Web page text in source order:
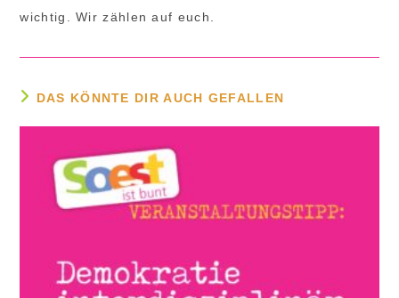
wichtig. Wir zählen auf euch.
DAS KÖNNTE DIR AUCH GEFALLEN